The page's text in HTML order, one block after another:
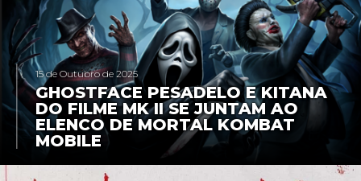
15 de Outubro de 2025
GHOSTFACE PESADELO E KITANA
DO FILME MK II SE JUNTAM AO
ELENCO DE MORTAL KOMBAT
MOBILE